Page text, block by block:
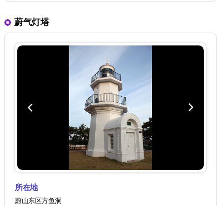
蔚气灯塔
所在地
蔚山东区方鱼洞